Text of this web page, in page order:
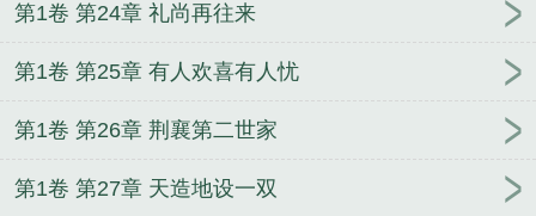
第1卷 第24章 礼尚再往来
第1卷 第25章 有人欢喜有人忧
第1卷 第26章 荆襄第二世家
第1卷 第27章 天造地设一双